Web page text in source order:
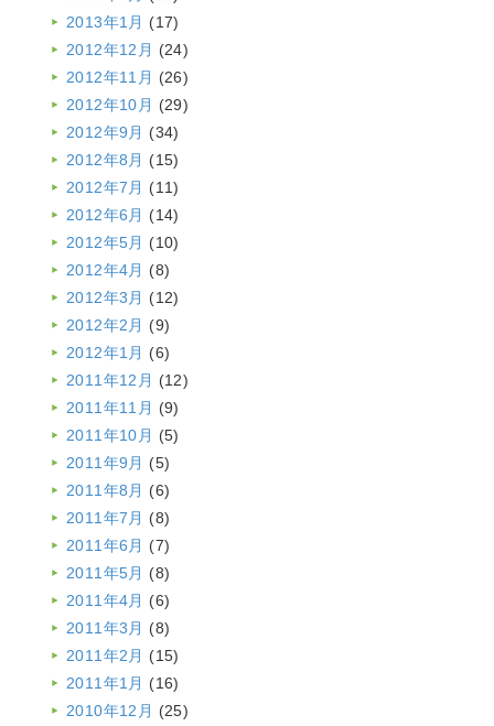
2013年1月 (17)
2012年12月 (24)
2012年11月 (26)
2012年10月 (29)
2012年9月 (34)
2012年8月 (15)
2012年7月 (11)
2012年6月 (14)
2012年5月 (10)
2012年4月 (8)
2012年3月 (12)
2012年2月 (9)
2012年1月 (6)
2011年12月 (12)
2011年11月 (9)
2011年10月 (5)
2011年9月 (5)
2011年8月 (6)
2011年7月 (8)
2011年6月 (7)
2011年5月 (8)
2011年4月 (6)
2011年3月 (8)
2011年2月 (15)
2011年1月 (16)
2010年12月 (25)